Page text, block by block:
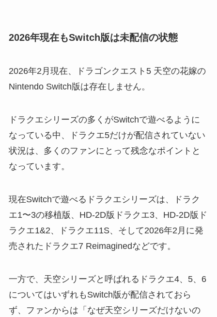
2026年現在もSwitch版は未配信の状態
2026年2月現在、ドラゴンクエスト5 天空の花嫁の
Nintendo Switch版は存在しません。
ドラクエシリーズの多くがSwitchで遊べるように
なっている中、ドラクエ5だけが配信されていない
状況は、多くのファンにとって残念なポイントと
なっています。
現在Switchで遊べるドラクエシリーズは、ドラク
エ1〜3の移植版、HD-2D版ドラクエ3、HD-2D版ド
ラクエ1&2、ドラクエ11S、そして2026年2月に発
売されたドラクエ7 Reimaginedなどです。
一方で、天空シリーズと呼ばれるドラクエ4、5、6
についてはいずれもSwitch版が配信されておら
ず、ファンからは「なぜ天空シリーズだけないの